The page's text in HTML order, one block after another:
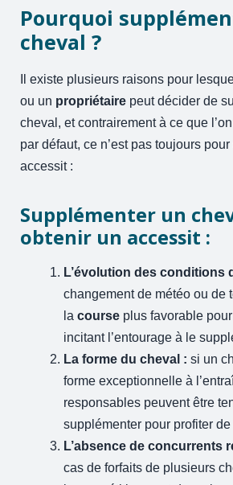
Pourquoi
cheval ?
Il existe plusieurs raisons pour
ou un propriétaire peut décider de
cheval, et contrairement à ce que
par défaut, ce n’est pas toujours
accessit :
Supplémenter un
obtenir un accessit :
L’évolution des conditions
changement de météo ou de
lacourse plus favorable
incitant l’entourage à le
La forme du cheval : si un
forme exceptionnelle à
responsables peuvent être
supplémenter pour profiter
L’absence de concurrents
cas de forfaits de plusieurs